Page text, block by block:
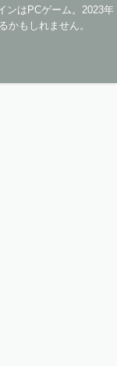
ンはPCゲーム。2023年
かもしれません。